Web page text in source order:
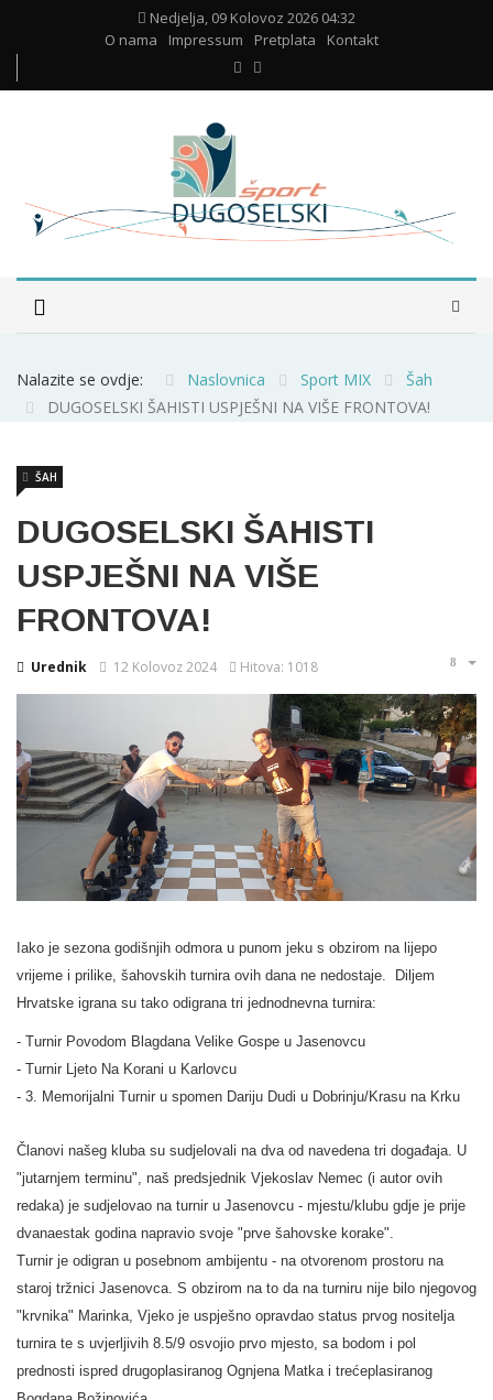
Nedjelja, 09 Kolovoz 2026 04:32
O nama
Impressum Pretplata Kontakt
Nalazite se ovdje: Naslovnica Sport MIX
Šah
DUGOSELSKI ŠAHISTI USPJEŠNI NA VIŠE FRONTOVA!
DUGOSELSKI ŠAHISTI
USPJEŠNI NA VIŠE
FRONTOVA!
Urednik
ŠAH
12 Kolovoz 2024 Hitova: 1018
Iako je sezona godišnjih odmora u punom jeku s obzirom na lijepo
vrijeme i prilike, šahovskih turnira ovih dana ne nedostaje. Diljem
Hrvatske igrana su tako odigrana tri jednodnevna turnira:
- Turnir Povodom Blagdana Velike Gospe u Jasenovcu
- Turnir Ljeto Na Korani u Karlovcu
- 3. Memorijalni Turnir u spomen Dariju Dudi u Dobrinju/Krasu na Krku
Članovi našeg kluba su sudjelovali na dva od navedena tri događaja. U
"jutarnjem terminu", naš predsjednik Vjekoslav Nemec (i autor ovih
redaka) je sudjelovao na turnir u Jasenovcu - mjestu/klubu gdje je prije
dvanaestak godina napravio svoje "prve šahovske korake".
Turnir je odigran u posebnom ambijentu - na otvorenom prostoru na
staroj tržnici Jasenovca. S obzirom na to da na turniru nije bilo njegovog
"krvnika" Marinka, Vjeko je uspješno opravdao status prvog nositelja
turnira te s uvjerljivih 8.5/9 osvojio prvo mjesto, sa bodom i pol
prednosti ispred drugoplasiranog Ognjena Matka i trećeplasiranog